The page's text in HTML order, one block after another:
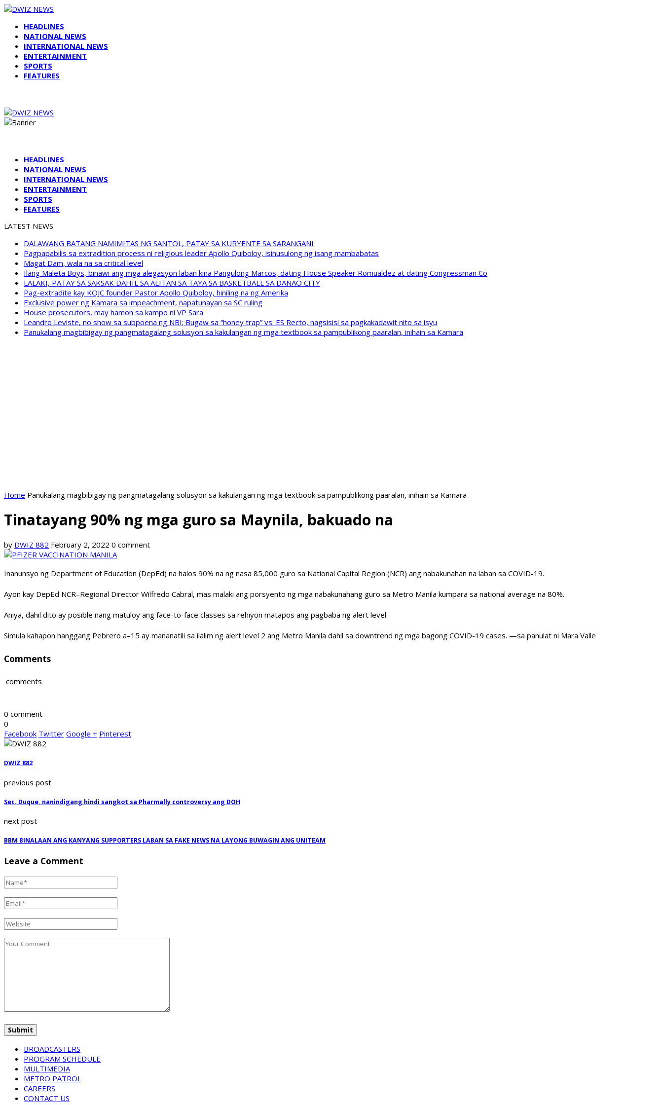
HEADLINES
NATIONAL NEWS
INTERNATIONAL NEWS
ENTERTAINMENT
SPORTS
FEATURES
HEADLINES
NATIONAL NEWS
INTERNATIONAL NEWS
ENTERTAINMENT
SPORTS
FEATURES
LATEST NEWS
DALAWANG BATANG NAMIMITAS NG SANTOL, PATAY SA KURYENTE SA SARANGANI
Pagpapabilis sa extradition process ni religious leader Apollo Quiboloy, isinusulong ng isang mambabatas
Magat Dam, wala na sa critical level
Ilang Maleta Boys, binawi ang mga alegasyon laban kina Pangulong Marcos, dating House Speaker Romualdez at dating Congressman Co
LALAKI, PATAY SA SAKSAK DAHIL SA ALITAN SA TAYA SA BASKETBALL SA DANAO CITY
Pag-extradite kay KOJC founder Pastor Apollo Quiboloy, hiniling na ng Amerika
Exclusive power ng Kamara sa impeachment, napatunayan sa SC ruling
House prosecutors, may hamon sa kampo ni VP Sara
Leandro Leviste, no show sa subpoena ng NBI; Bugaw sa “honey trap” vs. ES Recto, nagsisisi sa pagkakadawit nito sa isyu
Panukalang magbibigay ng pangmatagalang solusyon sa kakulangan ng mga textbook sa pampublikong paaralan, inihain sa Kamara
Home Panukalang magbibigay ng pangmatagalang solusyon sa kakulangan ng mga textbook sa pampublikong paaralan, inihain sa Kamara
Tinatayang 90% ng mga guro sa Maynila, bakuado na
by DWIZ 882 February 2, 2022 0 comment
Inanunsyo ng Department of Education (DepEd) na halos 90% na ng nasa 85,000 guro sa National Capital Region (NCR) ang nabakunahan na laban sa COVID-19.
Ayon kay DepEd NCR–Regional Director Wilfredo Cabral, mas malaki ang porsyento ng mga nabakunahang guro sa Metro Manila kumpara sa national average na 80%.
Aniya, dahil dito ay posible nang matuloy ang face-to-face classes sa rehiyon matapos ang pagbaba ng alert level.
Simula kahapon hanggang Pebrero a–15 ay mananatili sa ilalim ng alert level 2 ang Metro Manila dahil sa downtrend ng mga bagong COVID-19 cases. —sa panulat ni Mara Valle
Comments
comments
0 comment
0
Facebook Twitter Google + Pinterest
DWIZ 882
previous post
Sec. Duque, nanindigang hindi sangkot sa Pharmally controversy ang DOH
next post
BBM BINALAAN ANG KANYANG SUPPORTERS LABAN SA FAKE NEWS NA LAYONG BUWAGIN ANG UNITEAM
Leave a Comment
BROADCASTERS
PROGRAM SCHEDULE
MULTIMEDIA
METRO PATROL
CAREERS
CONTACT US